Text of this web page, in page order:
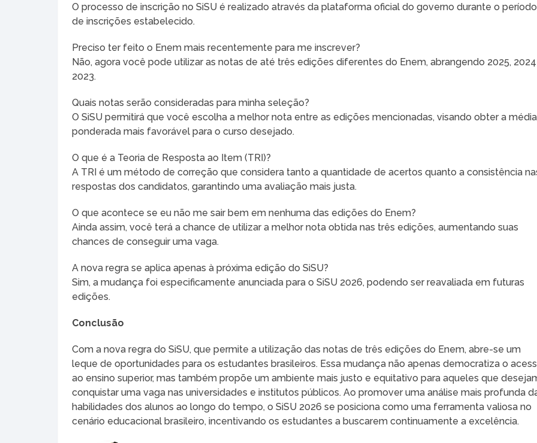
O processo de inscrição no SiSU é realizado através da plataforma oficial do governo durante o período
de inscrições estabelecido.
Preciso ter feito o Enem mais recentemente para me inscrever?
Não, agora você pode utilizar as notas de até três edições diferentes do Enem, abrangendo 2025,
2023.
Quais notas serão consideradas para minha seleção?
O SiSU permitirá que você escolha a melhor nota entre as edições mencionadas, visando obter a média
ponderada mais favorável para o curso desejado.
O que é a Teoria de Resposta ao Item (TRI)?
A TRI é um método de correção que considera tanto a quantidade de acertos quanto a consistência
respostas dos candidatos, garantindo uma avaliação mais justa.
O que acontece se eu não me sair bem em nenhuma das edições do Enem?
Ainda assim, você terá a chance de utilizar a melhor nota obtida nas três edições, aumentando suas
chances de conseguir uma vaga.
A nova regra se aplica apenas à próxima edição do SiSU?
Sim, a mudança foi especificamente anunciada para o SiSU 2026, podendo ser reavaliada em futuras
edições.
Conclusão
Com a nova regra do SiSU, que permite a utilização das notas de três edições do Enem, abre-se um
leque de oportunidades para os estudantes brasileiros. Essa mudança não apenas democratiza o
ao ensino superior, mas também propõe um ambiente mais justo e equitativo para aqueles que
conquistar uma vaga nas universidades e institutos públicos. Ao promover uma análise mais profunda
habilidades dos alunos ao longo do tempo, o SiSU 2026 se posiciona como uma ferramenta valiosa no
cenário educacional brasileiro, incentivando os estudantes a buscarem continuamente a excelência.